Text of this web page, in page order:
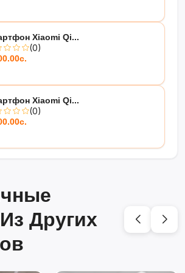
Xiaomi Qi...
(0)
Xiaomi Qi...
(0)
Других